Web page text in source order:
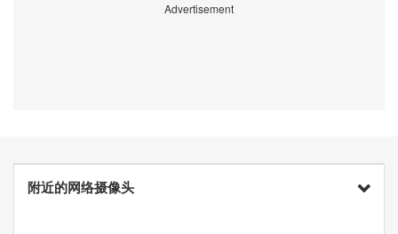
Advertisement
附近的网络摄像头